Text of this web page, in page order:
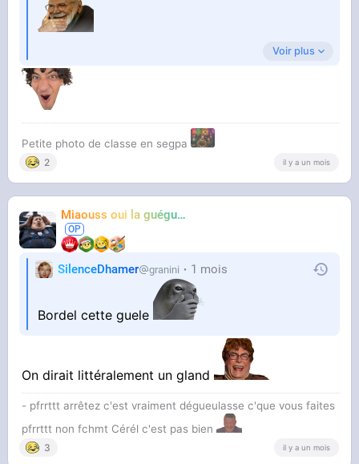
C'est pire mdr
Voir plus
Petite photo de classe en segpa
2 il y a un mois
Miaouss oui la guéguérre
SilenceDhamer granini 1 mois
Bordel cette guele
On dirait littéralement un gland
- pfrrttt arrêtez c'est vraiment dégueulasse c'que vous faites
pfrrttt non fchmt Cérél c'est pas bien
3 il y a un mois